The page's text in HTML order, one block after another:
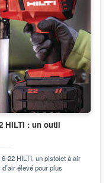
HILTI : un outil
22 HILTI, un pistolet à air
élevé pour plus